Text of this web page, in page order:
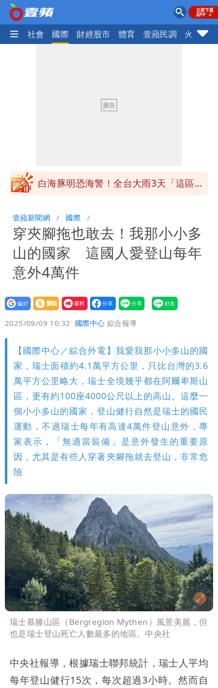
政治 社會 國際 財經股市 體育 壹蘋民調 火線話
台積電一檔狂賺76億
賴清德「總統級嘲諷」嗆爆盧秀燕！8年
內容讓人看傻
白海豚明恐海警！全台大雨3天「這區下
復
父親節泡湯了！白海豚海警機率飆
85％ 這3天恐豪雨
道瓊再創新高！SpaceX「財報失速」蒸
發7兆
國家隊戰績曝光！投資報酬率高達81%
台積電一檔狂賺76億
壹蘋新聞網 國際
穿夾腳拖也敢去！我那小小多
山的國家 這國人愛登山每年
意外4萬件
設為
贊助
我要
爆料
2025/09/09 10:32 國際中心 綜合報導
【國際中心／綜合外電】我愛我那小小多山的國
家，瑞士面積約4.1萬平方公里，只比台灣的3.6
萬平方公里略大，瑞士全境幾乎都在阿爾卑斯山
區，更有約100座4000公尺以上的高山。這麼一
個小小多山的國家，登山健行自然是瑞士的國民
運動，不過瑞士每年有高達4萬件登山意外，專
家表示，「無適當裝備」是意外發生的重要原
因，尤其是有些人穿著夾腳拖就去登山，非常危
險
瑞士慕滕山區（Bergregion Mythen）風景美麗，但
也是瑞士登山死亡人數最多的地區。中央社
中央社報導，根據瑞士聯邦統計，瑞士人平均
每年登山健行15次，每次超過3小時。然而自